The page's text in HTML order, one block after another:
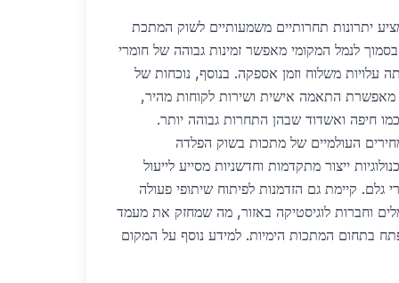
יתרונות תחרותיים משמעותיים לשוק המתכת
לנמל המקומי מאפשר זמינות גבוהה של חומרי
עלויות משלוח וזמן אספקה. בנוסף, נוכחות של
מאפשרת התאמה אישית ושירות לקוחות מהיר,
חיפה ואשדוד שבהן התחרות גבוהה יותר.
העולמיים של מתכות בשוק הפלדה
ייצור מתקדמות וחדשניות מסייע לייעול
גלם. קיימת גם הזדמנות לפיתוח שיתופי פעולה
וחברות לוגיסטיקה באזור, מה שמחזק את מעמד
בתחום המתכות הימיות. למידע נוסף על המקום